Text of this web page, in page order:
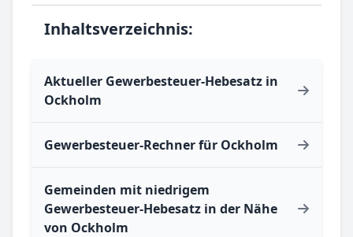
Inhaltsverzeichnis:
Aktueller Gewerbesteuer-Hebesatz in
Ockholm
Gewerbesteuer-Rechner für Ockholm
Gemeinden mit niedrigem
Gewerbesteuer-Hebesatz in der Nähe
von Ockholm